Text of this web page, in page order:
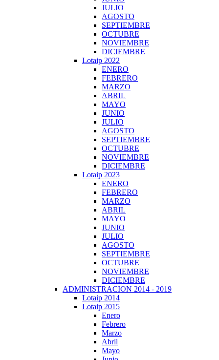
JULIO
AGOSTO
SEPTIEMBRE
OCTUBRE
NOVIEMBRE
DICIEMBRE
Lotaip 2022
ENERO
FEBRERO
MARZO
ABRIL
MAYO
JUNIO
JULIO
AGOSTO
SEPTIEMBRE
OCTUBRE
NOVIEMBRE
DICIEMBRE
Lotaip 2023
ENERO
FEBRERO
MARZO
ABRIL
MAYO
JUNIO
JULIO
AGOSTO
SEPTIEMBRE
OCTUBRE
NOVIEMBRE
DICIEMBRE
ADMINISTRACION 2014 - 2019
Lotaip 2014
Lotaip 2015
Enero
Febrero
Marzo
Abril
Mayo